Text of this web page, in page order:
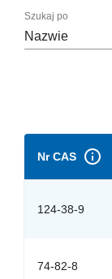
Szukaj po
Nazwie
Nr CAS
124-38-9
74-82-8